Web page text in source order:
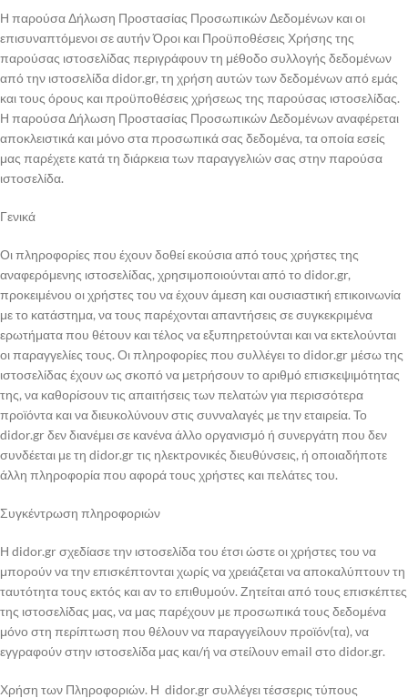
Η παρούσα Δήλωση Προστασίας Προσωπικών Δεδομένων και οι
επισυναπτόμενοι σε αυτήν Όροι και Προϋποθέσεις Χρήσης της
παρούσας ιστοσελίδας περιγράφουν τη μέθοδο συλλογής δεδομένων
από την ιστοσελίδα didor.gr, τη χρήση αυτών των δεδομένων από εμάς
και τους όρους και προϋποθέσεις χρήσεως της παρούσας ιστοσελίδας.
Η παρούσα Δήλωση Προστασίας Προσωπικών Δεδομένων αναφέρεται
αποκλειστικά και μόνο στα προσωπικά σας δεδομένα, τα οποία εσείς
μας παρέχετε κατά τη διάρκεια των παραγγελιών σας στην παρούσα
ιστοσελίδα.
Γενικά
Οι πληροφορίες που έχουν δοθεί εκούσια από τους χρήστες της
αναφερόμενης ιστοσελίδας, χρησιμοποιούνται από το didor.gr,
προκειμένου οι χρήστες του να έχουν άμεση και ουσιαστική επικοινωνία
με το κατάστημα, να τους παρέχονται απαντήσεις σε συγκεκριμένα
ερωτήματα που θέτουν και τέλος να εξυπηρετούνται και να εκτελούνται
οι παραγγελίες τους. Οι πληροφορίες που συλλέγει το didor.gr μέσω της
ιστοσελίδας έχουν ως σκοπό να μετρήσουν το αριθμό επισκεψιμότητας
της, να καθορίσουν τις απαιτήσεις των πελατών για περισσότερα
προϊόντα και να διευκολύνουν στις συνναλαγές με την εταιρεία. Το
didor.gr δεν διανέμει σε κανένα άλλο οργανισμό ή συνεργάτη που δεν
συνδέεται με τη didor.gr τις ηλεκτρονικές διευθύνσεις, ή οποιαδήποτε
άλλη πληροφορία που αφορά τους χρήστες και πελάτες του.
Συγκέντρωση πληροφοριών
Η didor.gr σχεδίασε την ιστοσελίδα του έτσι ώστε οι χρήστες του να
μπορούν να την επισκέπτονται χωρίς να χρειάζεται να αποκαλύπτουν τη
ταυτότητα τους εκτός και αν το επιθυμούν. Ζητείται από τους επισκέπτες
της ιστοσελίδας μας, να μας παρέχουν με προσωπικά τους δεδομένα
μόνο στη περίπτωση που θέλουν να παραγγείλουν προϊόν(τα), να
εγγραφούν στην ιστοσελίδα μας και/ή να στείλουν email στο didor.gr.
Χρήση των Πληροφοριών. Η didor.gr συλλέγει τέσσερις τύπους